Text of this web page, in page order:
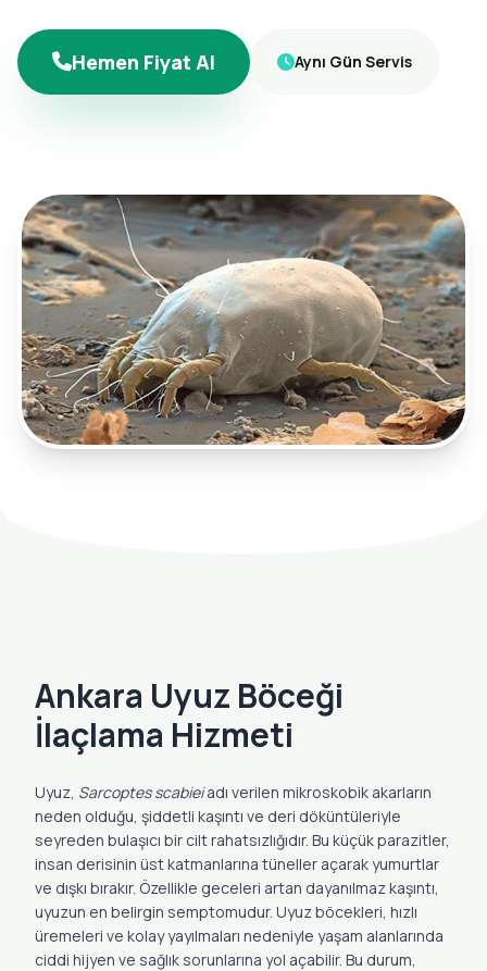
Hemen Fiyat Al Aynı Gün Servis
Ankara Uyuz Böceği
İlaçlama Hizmeti
Uyuz, Sarcoptes scabieiadı verilen mikroskobik akarların
neden olduğu, şiddetli kaşıntı ve deri döküntüleriyle
seyreden bulaşıcı bir cilt rahatsızlığıdır. Bu küçük parazitler,
insan derisinin üst katmanlarına tüneller açarak yumurtlar
ve dışkı bırakır. Özellikle geceleri artan dayanılmaz kaşıntı,
uyuzun en belirgin semptomudur. Uyuz böcekleri, hızlı
üremeleri ve kolay yayılmaları nedeniyle yaşam alanlarında
ciddi hijyen ve sağlık sorunlarına yol açabilir. Bu durum,